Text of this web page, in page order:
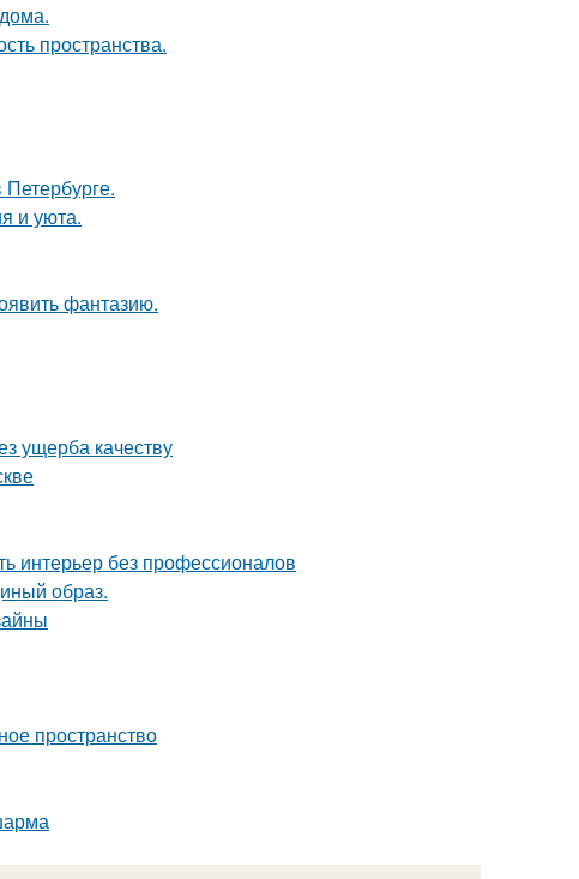
пространства.
и уюта.
фантазию.
ущерба качеству
интерьер без профессионалов
образ.
пространство